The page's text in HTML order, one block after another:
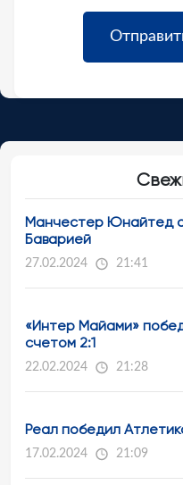
Манчестер Юнайтед
Баварией
27.02.2024 21:41
«Интер Майами»
счетом 2:1
22.02.2024 21:28
Реал победил
17.02.2024 21:09